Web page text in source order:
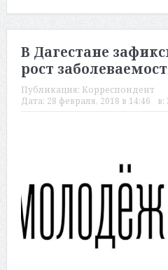
В Дагестане
рост
Публикация: Корреспондент
Дата: 28 февраля, 2018 в 14:46 в: